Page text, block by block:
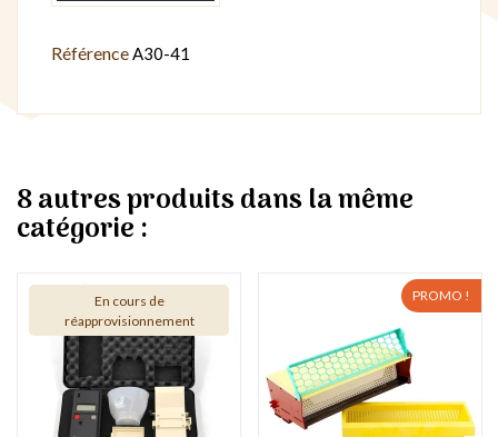
RéférenceA30-41
8 autres produits dans la même
catégorie :
En cours de
réapprovisionnement
PROMO !